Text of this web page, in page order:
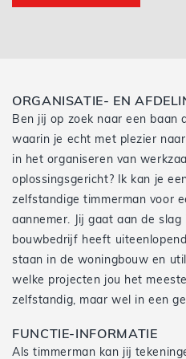
ORGANISATIE- EN
Ben jij op zoek naar een baan
waarin je echt met plezier
in het organiseren van
oplossingsgericht? Ik kan je
zelfstandige timmerman voor
aannemer. Jij gaat aan de
bouwbedrijf heeft
staan in de woningbouw en
welke projecten jou het
zelfstandig, maar wel in een
FUNCTIE-INFORMATIE
Als timmerman kan jij